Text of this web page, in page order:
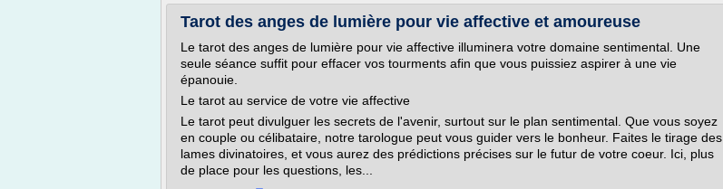
Tarot des anges de lumière pour vie affective et amoureuse
Le tarot des anges de lumière pour vie affective illuminera votre domaine sentimental. Une
seule séance suffit pour effacer vos tourments afin que vous puissiez aspirer à une vie
épanouie.
Le tarot au service de votre vie affective
Le tarot peut divulguer les secrets de l'avenir, surtout sur le plan sentimental. Que vous soyez
en couple ou célibataire, notre tarologue peut vous guider vers le bonheur. Faites le tirage des
lames divinatoires, et vous aurez des prédictions précises sur le futur de votre coeur. Ici, plus
de place pour les questions, les...